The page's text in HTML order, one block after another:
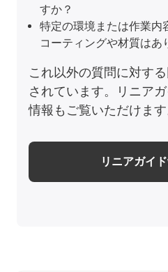
すか？
特定の環境または作業内
コーティングや材質はあ
これ以外の質問に対す
されています。リニア
情報もご覧いただけます
リニアガイ